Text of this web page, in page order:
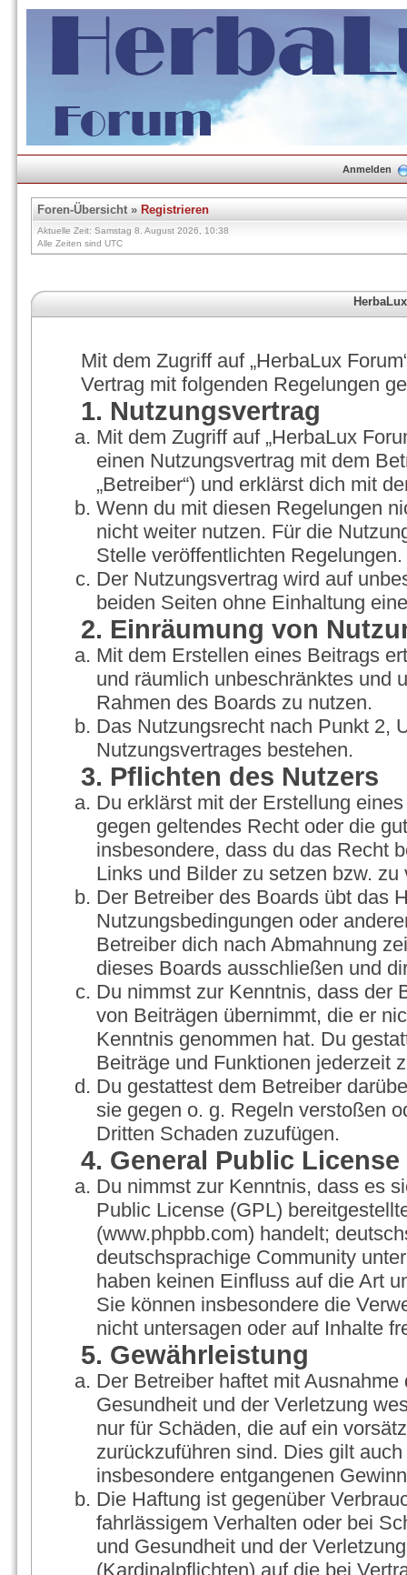
Anmelden
Foren-Übersicht» Registrieren
Aktuelle Zeit: Samstag 8. August 2026, 10:38
Alle Zeiten sind UTC
Mit dem Zugriff auf „HerbaLux
Vertrag mit folgenden Regelungen
1. Nutzungsvertrag
Mit dem Zugriff auf „HerbaLux
einen Nutzungsvertrag mit dem
„Betreiber“) und erklärst dich mit
Wenn du mit diesen Regelungen
nicht weiter nutzen. Für die
Stelle veröffentlichten Regelungen.
Der Nutzungsvertrag wird auf
beiden Seiten ohne Einhaltung
2. Einräumung von
Mit dem Erstellen eines Beitrags
und räumlich unbeschränktes und
Rahmen des Boards zu nutzen.
Das Nutzungsrecht nach Punkt 2,
Nutzungsvertrages bestehen.
3. Pflichten des Nutzers
Du erklärst mit der Erstellung
gegen geltendes Recht oder die
insbesondere, dass du das Recht
Links und Bilder zu setzen bzw. zu
Der Betreiber des Boards übt das
Nutzungsbedingungen oder
Betreiber dich nach Abmahnung
dieses Boards ausschließen und
Du nimmst zur Kenntnis, dass der
von Beiträgen übernimmt, die er
Kenntnis genommen hat. Du
Beiträge und Funktionen jederzeit
Du gestattest dem Betreiber
sie gegen o. g. Regeln verstoßen
Dritten Schaden zuzufügen.
4. General Public License
Du nimmst zur Kenntnis, dass es
Public License (GPL)
(www.phpbb.com) handelt;
deutschsprachige Community
haben keinen Einfluss auf die Art
Sie können insbesondere die
nicht untersagen oder auf Inhalte
5. Gewährleistung
Der Betreiber haftet mit
Gesundheit und der Verletzung
nur für Schäden, die auf ein
zurückzuführen sind. Dies gilt
insbesondere entgangenen
Die Haftung ist gegenüber
fahrlässigem Verhalten oder bei
und Gesundheit und der
(Kardinalpflichten) auf die bei